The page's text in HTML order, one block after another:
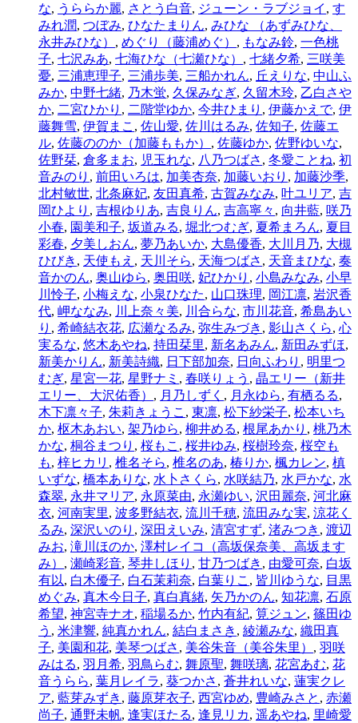
な, うららか麗, さとう白音, ジューン・ラブジョイ , す
みれ潤, つぼみ, ひなたまりん, みひな （あずみひな、
永井みひな） , めぐり（藤浦めぐ） , もなみ鈴, 一色桃
子, 七沢みあ, 七海ひな（七瀬ひな） , 七緒夕希, 三咲美
憂, 三浦恵理子, 三浦歩美, 三船かれん, 丘えりな, 中山ふ
みか, 中野七緒, 乃木蛍, 久保みなぎ, 久留木玲, 乙白さや
か, 二宮ひかり , 二階堂ゆか, 今井ひまり , 伊藤かえで, 伊
藤舞雪, 伊賀まこ , 佐山愛, 佐川はるみ, 佐知子, 佐藤エ
ル, 佐藤ののか（加藤ももか） , 佐藤ゆか, 佐野ゆいな,
佐野栞, 倉多まお, 児玉れな, 八乃つばさ , 冬愛ことね, 初
音みのり , 前田いろは, 加美杏奈, 加藤いおり , 加藤沙季,
北村敏世, 北条麻妃, 友田真希, 古賀みなみ, 叶ユリア, 吉
岡ひより , 吉根ゆりあ, 吉良りん, 吉高寧々 , 向井藍, 咲乃
小春, 園美和子, 坂道みる, 堀北つむぎ, 夏希まろん, 夏目
彩春, 夕美しおん, 夢乃あいか, 大島優香, 大川月乃, 大槻
ひびき , 天使もえ , 天川そら, 天海つばさ , 天音まひな, 奏
音かのん, 奥山ゆら, 奥田咲, 妃ひかり , 小島みなみ, 小早
川怜子, 小梅えな, 小泉ひなた, 山口珠理, 岡江凛, 岩沢香
代, 岬ななみ, 川上奈々美, 川合らな, 市川花音, 希島あい
り , 希崎結衣花, 広瀬なるみ, 弥生みづき , 影山さくら, 心
実るな, 悠木あやね, 持田栞里, 新名あみん, 新田みずほ,
新美かりん, 新美詩織, 日下部加奈, 日向ふわり , 明里つ
むぎ, 星宮一花, 星野ナミ , 春咲りょう , 晶エリー（新井
エリー、大沢佑香） , 月乃しずく , 月永ゆら, 有栖るる,
木下凛々子, 朱莉きょうこ , 東凛, 松下紗栄子, 松本いち
か, 枢木あおい, 架乃ゆら, 柳井める, 根尾あかり , 桃乃木
かな, 桐谷まつり , 桜もこ , 桜井ゆみ, 桜樹玲奈, 桜空も
も, 梓ヒカリ , 椎名そら, 椎名のあ, 椿りか, 楓カレン, 槙
いずな, 橋本ありな, 水卜さくら, 水咲結乃, 水戸かな, 水
森翠, 永井マリア, 永原菜由, 永瀬ゆい, 沢田麗奈, 河北麻
衣, 河南実里, 波多野結衣, 流川千穂, 流田みな実, 涼花く
るみ, 深沢いのり , 深田えいみ, 清宮すず, 渚みつき , 渡辺
みお, 滝川ほのか, 澤村レイコ（高坂保奈美、高坂ます
み） , 瀬崎彩音, 琴井しほり , 甘乃つばき , 由愛可奈, 白坂
有以, 白木優子, 白石茉莉奈, 白葉りこ , 皆川ゆうな, 目黒
めぐみ, 真木今日子, 真白真緒, 矢乃かのん, 知花凛, 石原
希望, 神宮寺ナオ, 稲場るか, 竹内有紀, 筧ジュン, 篠田ゆ
う , 米津響, 純真かれん, 結白まさき , 綾瀬みな, 織田真
子, 美園和花, 美琴つばさ , 美谷朱音（美谷朱里） , 羽咲
みはる, 羽月希, 羽鳥らむ, 舞原聖, 舞咲璃, 花宮あむ, 花
音うらら, 葉月レイラ, 葵つかさ , 蒼井れいな, 蓮実クレ
ア, 藍芽みずき , 藤原芽衣子, 西宮ゆめ, 豊崎みさと , 赤瀬
尚子, 通野未帆, 逢実ほたる, 逢見リカ, 遥あやね, 里崎愛